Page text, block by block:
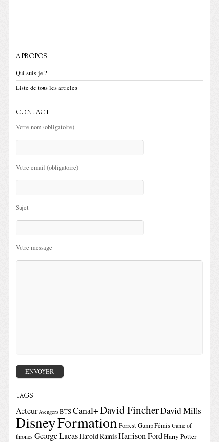
A PROPOS
Qui suis-je ?
Liste de tous les articles
CONTACT
Votre nom (obligatoire)
Votre email (obligatoire)
Sujet
Votre message
TAGS
Acteur Avengers BTSCanal+David FincherDavid Mills
DisneyFormationForrest GumpFémis Game of
thrones George LucasHarold RamisHarrison FordHarry Potter